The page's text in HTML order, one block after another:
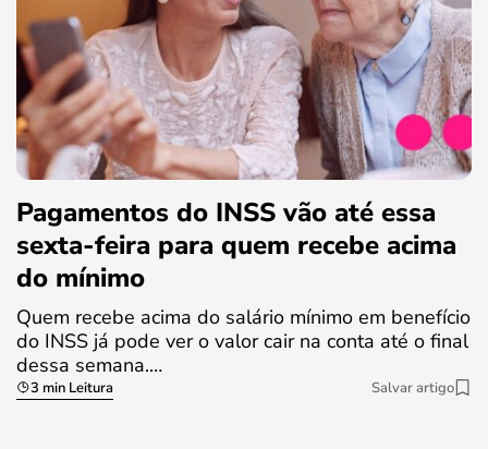
Pagamentos do INSS vão até essa
sexta-feira para quem recebe acima
do mínimo
Quem recebe acima do salário mínimo em benefício
do INSS já pode ver o valor cair na conta até o final
dessa semana.…
3 min Leitura Salvar artigo